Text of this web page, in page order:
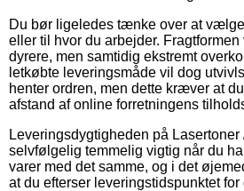
Du bør ligeledes tænke over at
eller til hvor du arbejder.
dyrere, men samtidig ekstremt
letkøbte leveringsmåde vil dog
henter ordren, men dette kræver at
afstand af online forretningens
Leveringsdygtigheden på
selvfølgelig temmelig vigtig når du
varer med det samme, og i det
at du efterser leveringstidspunktet